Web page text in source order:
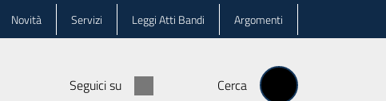
Novità Servizi Leggi Atti Bandi Argomenti
Seguici su Cerca